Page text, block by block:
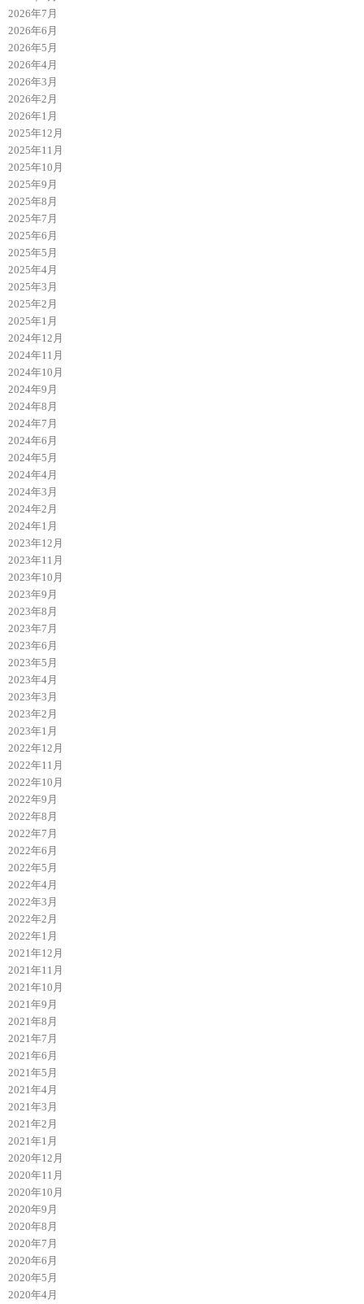
2026年7月
2026年6月
2026年5月
2026年4月
2026年3月
2026年2月
2026年1月
2025年12月
2025年11月
2025年10月
2025年9月
2025年8月
2025年7月
2025年6月
2025年5月
2025年4月
2025年3月
2025年2月
2025年1月
2024年12月
2024年11月
2024年10月
2024年9月
2024年8月
2024年7月
2024年6月
2024年5月
2024年4月
2024年3月
2024年2月
2024年1月
2023年12月
2023年11月
2023年10月
2023年9月
2023年8月
2023年7月
2023年6月
2023年5月
2023年4月
2023年3月
2023年2月
2023年1月
2022年12月
2022年11月
2022年10月
2022年9月
2022年8月
2022年7月
2022年6月
2022年5月
2022年4月
2022年3月
2022年2月
2022年1月
2021年12月
2021年11月
2021年10月
2021年9月
2021年8月
2021年7月
2021年6月
2021年5月
2021年4月
2021年3月
2021年2月
2021年1月
2020年12月
2020年11月
2020年10月
2020年9月
2020年8月
2020年7月
2020年6月
2020年5月
2020年4月